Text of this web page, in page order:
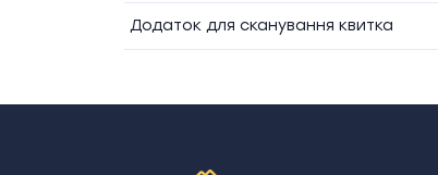
Додаток для сканування квитка